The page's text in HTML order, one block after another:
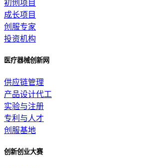
初创项目
成长项目
创服专家
投资机构
医疗器械创新网
供应链管理
产品设计代工
实验与注册
专利与人才
创服基地
创新创业大赛